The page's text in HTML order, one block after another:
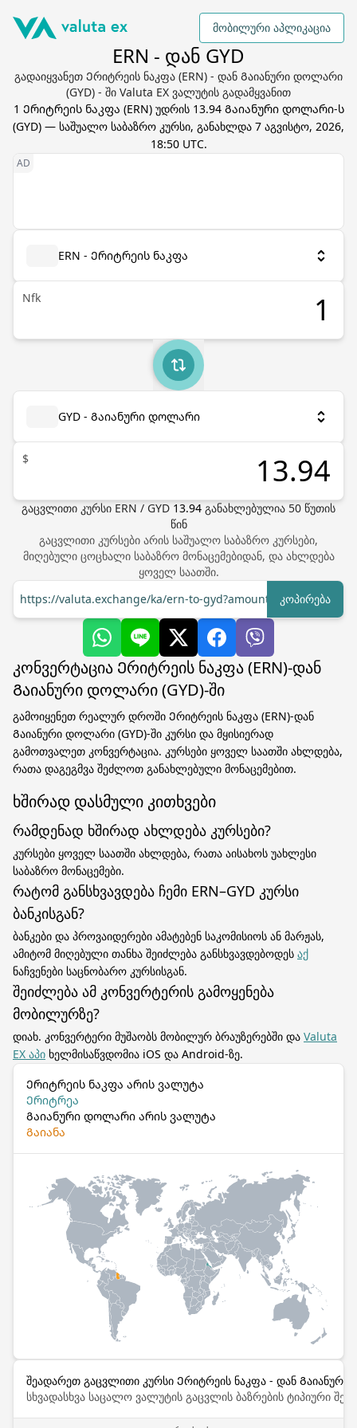
მობილური აპლიკაცია
ERN - დან GYD
გადაიყვანეთ Ერიტრეის ნაკფა (ERN) - დან Გაიანური დოლარი
(GYD) - ში Valuta EX ვალუტის გადამყვანით
1 Ერიტრეის ნაკფა (ERN) უდრის 13.94 Გაიანური დოლარი-ს
(GYD) — საშუალო საბაზრო კურსი, განახლდა 7 აგვისტო, 2026,
18:50 UTC.
ERN - Ერიტრეის ნაკფა
Nfk
GYD - Გაიანური დოლარი
$
გაცვლითი კურსი ERN / GYD 13.94 განახლებულია 50 წუთის
წინ
გაცვლითი კურსები არის საშუალო საბაზრო კურსები,
მიღებული ცოცხალი საბაზრო მონაცემებიდან, და ახლდება
ყოველ საათში.
https://valuta.exchange/ka/ern-to-gyd?amount=1კოპირება
კონვერტაცია Ერიტრეის ნაკფა (ERN)-დან
Გაიანური დოლარი (GYD)-ში
გამოიყენეთ რეალურ დროში Ერიტრეის ნაკფა (ERN)-დან
Გაიანური დოლარი (GYD)-ში კურსი და მყისიერად
გამოთვალეთ კონვერტაცია. კურსები ყოველ საათში ახლდება,
რათა დაგეგმვა შეძლოთ განახლებული მონაცემებით.
ხშირად დასმული კითხვები
რამდენად ხშირად ახლდება კურსები?
კურსები ყოველ საათში ახლდება, რათა აისახოს უახლესი
საბაზრო მონაცემები.
რატომ განსხვავდება ჩემი ERN–GYD კურსი
ბანკისგან?
ბანკები და პროვაიდერები ამატებენ საკომისიოს ან მარჟას,
ამიტომ მიღებული თანხა შეიძლება განსხვავდებოდეს აქ
ნაჩვენები საცნობარო კურსისგან.
შეიძლება ამ კონვერტერის გამოყენება
მობილურზე?
დიახ. კონვერტერი მუშაობს მობილურ ბრაუზერებში და Valuta
EX აპი ხელმისაწვდომია iOS და Android-ზე.
Ერიტრეის ნაკფა არის ვალუტა
Ერიტრეა
Გაიანური დოლარი არის ვალუტა
Გაიანა
შეადარეთ გაცვლითი კურსი Ერიტრეის ნაკფა - დან
სხვადასხვა საცალო ვალუტის გაცვლის ბაზრების ტიპიური